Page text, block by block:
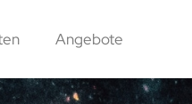
Angebote